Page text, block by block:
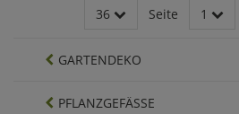
36 Seite 1
GARTENDEKO
PFLANZGEFÄSSE